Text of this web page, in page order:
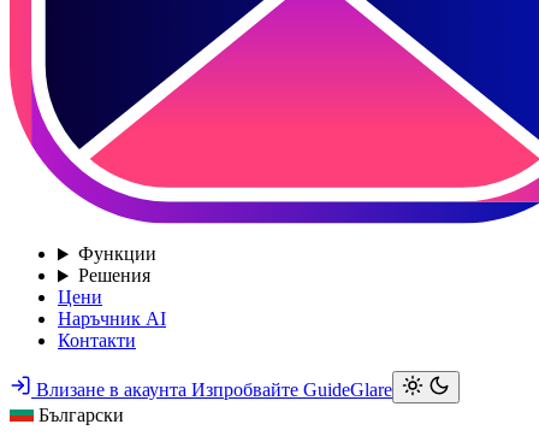
Функции
Решения
Цени
Наръчник AI
Контакти
Влизане в акаунта Изпробвайте GuideGlare
Български